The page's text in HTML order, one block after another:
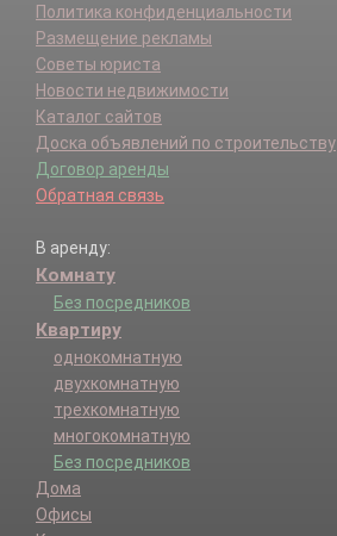
Политика конфиденциальности
Размещение рекламы
Советы юриста
Новости недвижимости
Каталог сайтов
Доска объявлений по строительству
Договор аренды
Обратная связь
В аренду:
Комнату
Без посредников
Квартиру
однокомнатную
двухкомнатную
трехкомнатную
многокомнатную
Без посредников
Дома
Офисы